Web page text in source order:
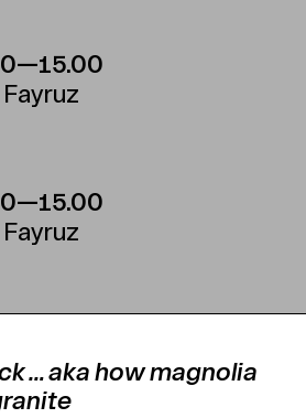
… aka how magnolia